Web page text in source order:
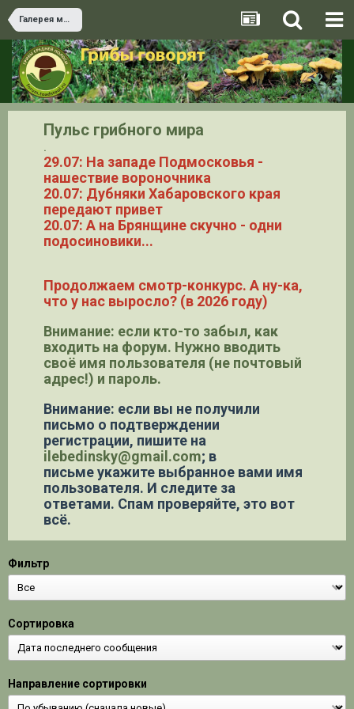
Галерея миксомицетов
Пульс грибного мира
.
29.07: На западе Подмосковья -
нашествие вороночника
20.07: Дубняки Хабаровского края
передают привет
20.07: А на Брянщине скучно - одни
подосиновики...
Продолжаем смотр-конкурс. А ну-ка,
что у нас выросло? (в 2026 году)
Внимание: если кто-то забыл, как
входить на форум. Нужно вводить
своё имя пользователя (не почтовый
адрес!) и пароль.
Внимание: если вы не получили
письмо о подтверждении
регистрации, пишите на
ilebedinsky@gmail.com; в
письме укажите выбранное вами имя
пользователя. И следите за
ответами. Спам проверяйте, это вот
всё.
Фильтр
Сортировка
Направление сортировки